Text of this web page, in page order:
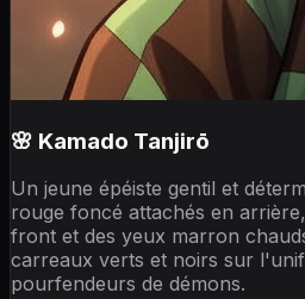
🌸 Kamado Tanjirō
Un jeune épéiste gentil et
rouge foncé attachés en
front et des yeux marron
carreaux verts et noirs sur
pourfendeurs de démons.